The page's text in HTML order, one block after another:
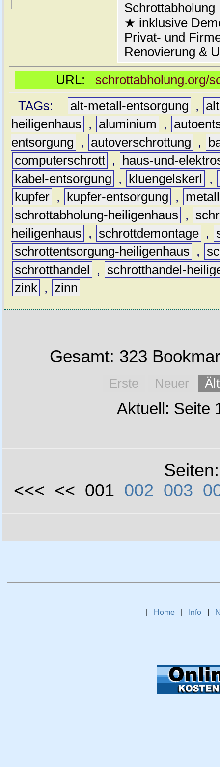
★ inklusive
Privat- und
Renovierung &
URL: schrottabholung.org/
TAGs:
alt-metall-entsorgung ,
heiligenhaus
, aluminium ,
entsorgung
, autoverschrottung ,
computerschrott ,
haus-und-
kabel-entsorgung
, kluengelskerl ,
kupfer , kupfer-entsorgung ,
metall
schrottabholung-heiligenhaus
,
heiligenhaus
, schrottdemontage ,
schrottentsorgung-heiligenhaus
,
schrotthandel
,
schrotthandel-
zink , zinn
Gesamt: 323
Erste Neuer
Aktuell: Seite
<<< << 001 002 003
Home Info